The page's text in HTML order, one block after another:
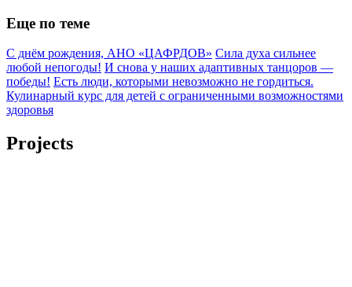
Еще по теме
С днём рождения, АНО «ЦАФРДОВ» Сила духа сильнее
любой непогоды! И снова у наших адаптивных танцоров —
победы! Есть люди, которыми невозможно не гордиться.
Кулинарный курс для детей с ограниченными возможностями
здоровья
Projects